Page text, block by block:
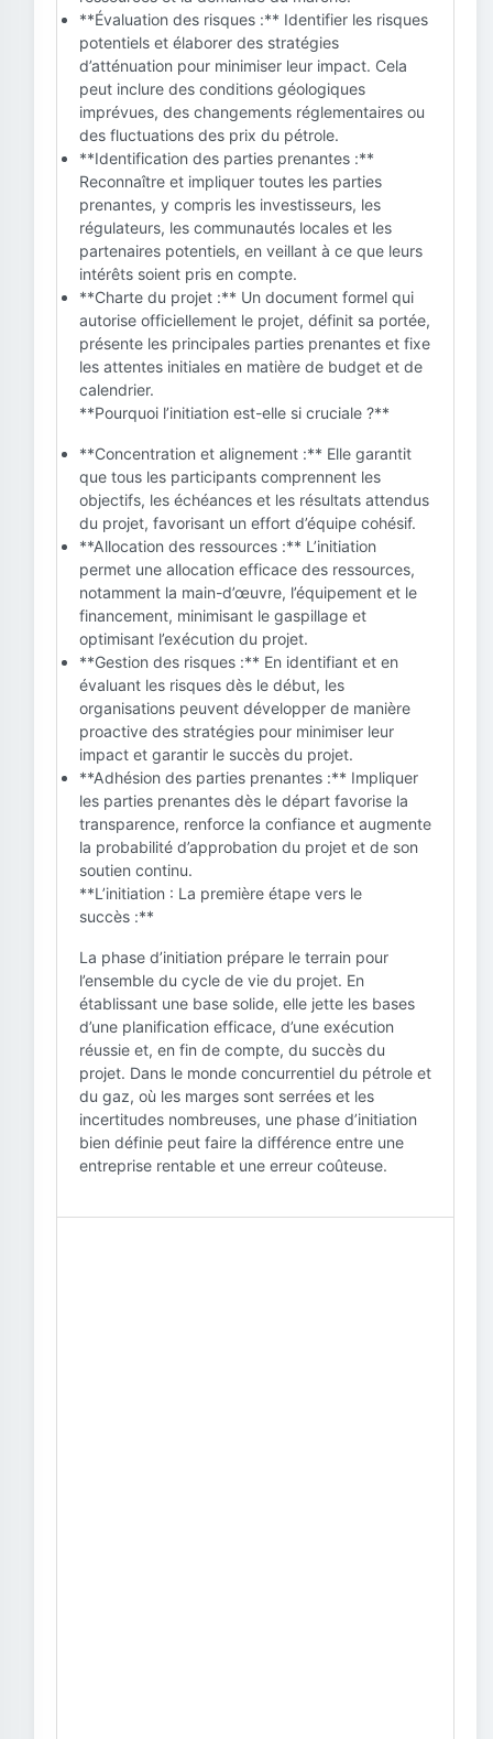
**Évaluation des risques :** Identifier les risques
potentiels et élaborer des stratégies
d’atténuation pour minimiser leur impact. Cela
peut inclure des conditions géologiques
imprévues, des changements réglementaires ou
des fluctuations des prix du pétrole.
**Identification des parties prenantes :**
Reconnaître et impliquer toutes les parties
prenantes, y compris les investisseurs, les
régulateurs, les communautés locales et les
partenaires potentiels, en veillant à ce que leurs
intérêts soient pris en compte.
**Charte du projet :** Un document formel qui
autorise officiellement le projet, définit sa portée,
présente les principales parties prenantes et fixe
les attentes initiales en matière de budget et de
calendrier.
**Pourquoi l’initiation est-elle si cruciale ?**
**Concentration et alignement :** Elle garantit
que tous les participants comprennent les
objectifs, les échéances et les résultats attendus
du projet, favorisant un effort d’équipe cohésif.
**Allocation des ressources :** L’initiation
permet une allocation efficace des ressources,
notamment la main-d’œuvre, l’équipement et le
financement, minimisant le gaspillage et
optimisant l’exécution du projet.
**Gestion des risques :** En identifiant et en
évaluant les risques dès le début, les
organisations peuvent développer de manière
proactive des stratégies pour minimiser leur
impact et garantir le succès du projet.
**Adhésion des parties prenantes :** Impliquer
les parties prenantes dès le départ favorise la
transparence, renforce la confiance et augmente
la probabilité d’approbation du projet et de son
soutien continu.
**L’initiation : La première étape vers le
succès :**
La phase d’initiation prépare le terrain pour
l’ensemble du cycle de vie du projet. En
établissant une base solide, elle jette les bases
d’une planification efficace, d’une exécution
réussie et, en fin de compte, du succès du
projet. Dans le monde concurrentiel du pétrole et
du gaz, où les marges sont serrées et les
incertitudes nombreuses, une phase d’initiation
bien définie peut faire la différence entre une
entreprise rentable et une erreur coûteuse.